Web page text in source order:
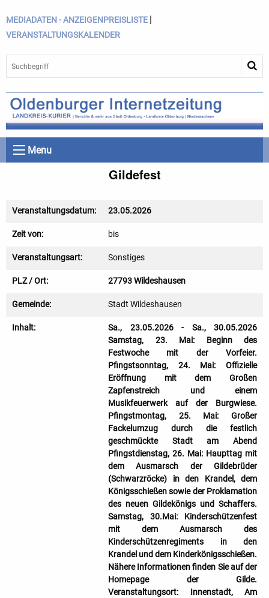
MEDIADATEN - ANZEIGENPREISLISTE |
VERANSTALTUNGSKALENDER
Menu
Gildefest
Veranstaltungsdatum: 23.05.2026
Zeit von: bis
Veranstaltungsart: Sonstiges
PLZ / Ort: 27793 Wildeshausen
Gemeinde: Stadt Wildeshausen
Inhalt:
Sa., 23.05.2026 - Sa., 30.05.2026
Samstag, 23. Mai: Beginn des
Festwoche mit der Vorfeier.
Pfingstsonntag, 24. Mai: Offizielle
Eröffnung mit dem Großen
Zapfenstreich und einem
Musikfeuerwerk auf der Burgwiese.
Pfingstmontag, 25. Mai: Großer
Fackelumzug durch die festlich
geschmückte Stadt am Abend
Pfingstdienstag, 26. Mai: Haupttag mit
dem Ausmarsch der Gildebrüder
(Schwarzröcke) in den Krandel, dem
Königsschießen sowie der Proklamation
des neuen Gildekönigs und Schaffers.
Samstag, 30.Mai: Kinderschützenfest
mit dem Ausmarsch des
Kinderschützenregiments in den
Krandel und dem Kinderkönigsschießen.
Nähere Informationen finden Sie auf der
Homepage der Gilde.
Veranstaltungsort: Innenstadt, Am